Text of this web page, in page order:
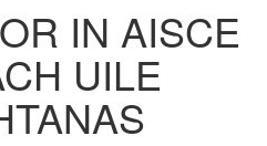
IN AISCE
UILE